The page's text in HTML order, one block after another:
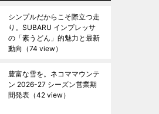
シンプルだからこそ際立つ走
り。SUBARU インプレッサ
の「素うどん」的魅力と最新
動向 （74 view）
豊富な雪を。ネコママウンテ
ン 2026-27 シーズン営業期
間発表 （42 view）